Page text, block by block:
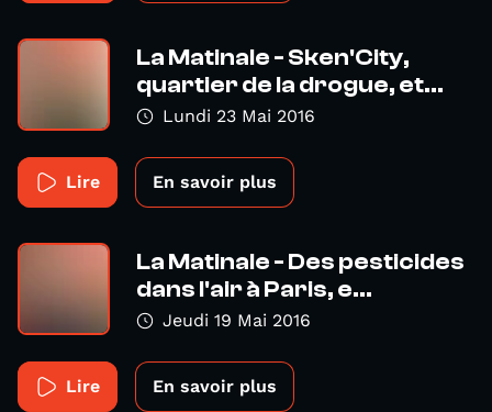
La Matinale - Sken'City,
quartier de la drogue, et...
Lundi 23 Mai 2016
Lire En savoir plus
La Matinale - Des pesticides
dans l'air à Paris, e...
Jeudi 19 Mai 2016
Lire En savoir plus